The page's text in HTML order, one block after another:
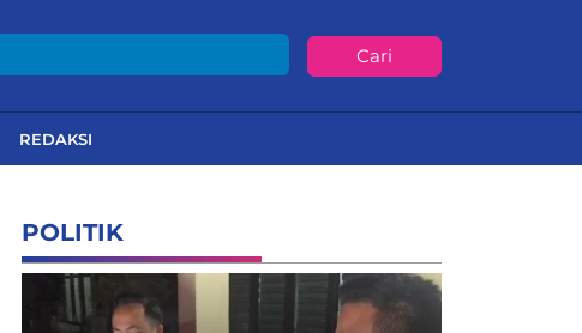
Cari
REDAKSI
POLITIK